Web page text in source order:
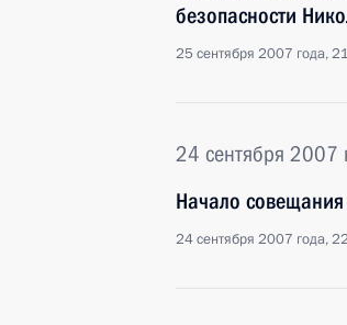
безопасности
25 сентября 2007 года,
24 сентября 2007
Начало совещания
24 сентября 2007 года,